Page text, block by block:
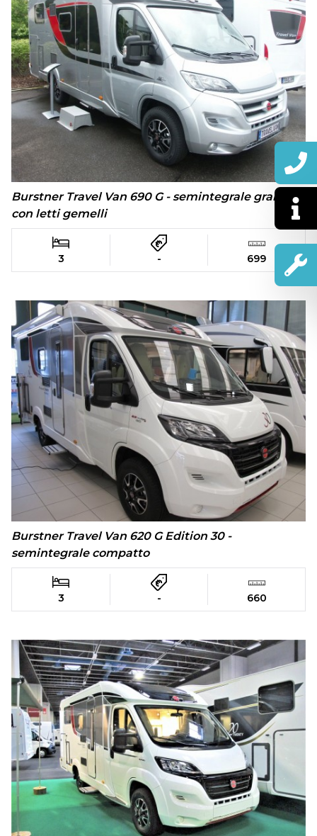
Burstner Travel Van 690 G - semintegrale grande
con letti gemelli
3 - 699
Burstner Travel Van 620 G Edition 30 -
semintegrale compatto
3 - 660